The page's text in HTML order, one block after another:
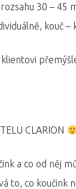
30 –
kouč
klientovi
CLARION
a co od něj
to, co